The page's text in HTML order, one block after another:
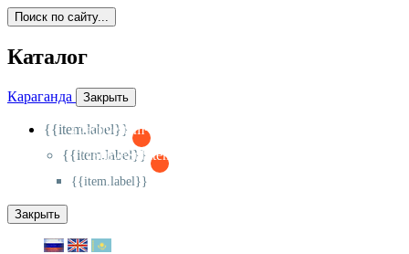
Поиск по сайту...
Каталог
Караганда Закрыть
{{item.label}}
{{activeItem==item.id?'-
{{item.label}}
{{activeSubitem==item.id?'-
{{item.label}}
Закрыть